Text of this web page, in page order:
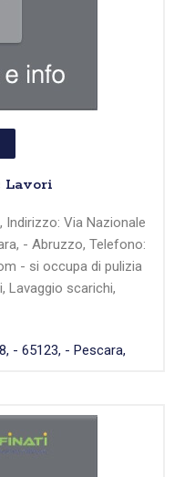
Lavori
Indirizzo: Via Nazionale
- Abruzzo, Telefono:
- si occupa di pulizia
Lavaggio scarichi,
- 65123, - Pescara,